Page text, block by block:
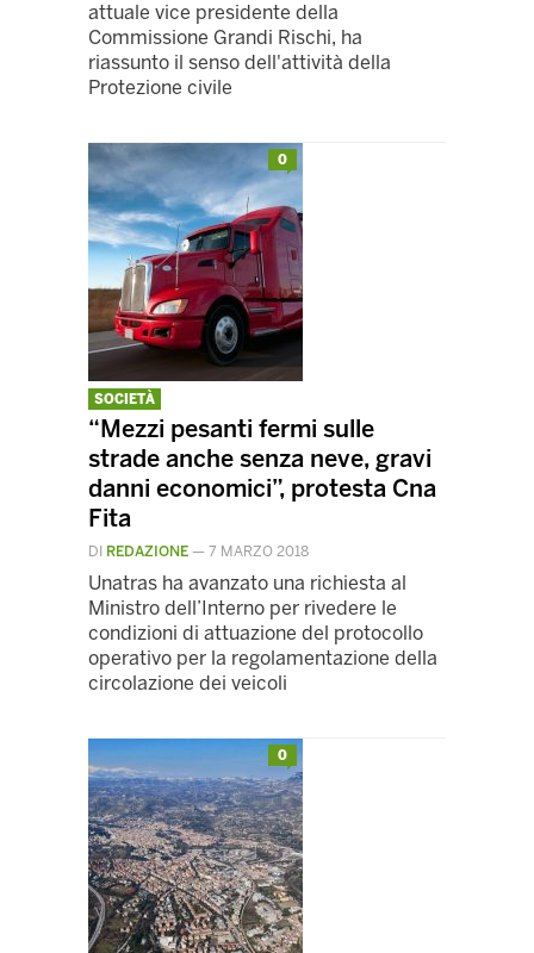
attuale vice presidente della
Commissione Grandi Rischi, ha
riassunto il senso dell'attività della
Protezione civile
0
SOCIETÀ
“Mezzi pesanti fermi sulle
strade anche senza neve, gravi
danni economici”, protesta Cna
Fita
DI REDAZIONE — 7 MARZO 2018
Unatras ha avanzato una richiesta al
Ministro dell’Interno per rivedere le
condizioni di attuazione del protocollo
operativo per la regolamentazione della
circolazione dei veicoli
0